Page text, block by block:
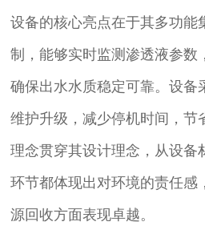
设备的核心亮点在于其多功能
制，能够实时监测渗透液参数
确保出水水质稳定可靠。设备
维护升级，减少停机时间，节
理念贯穿其设计理念，从设备
环节都体现出对环境的责任感
源回收方面表现卓越。